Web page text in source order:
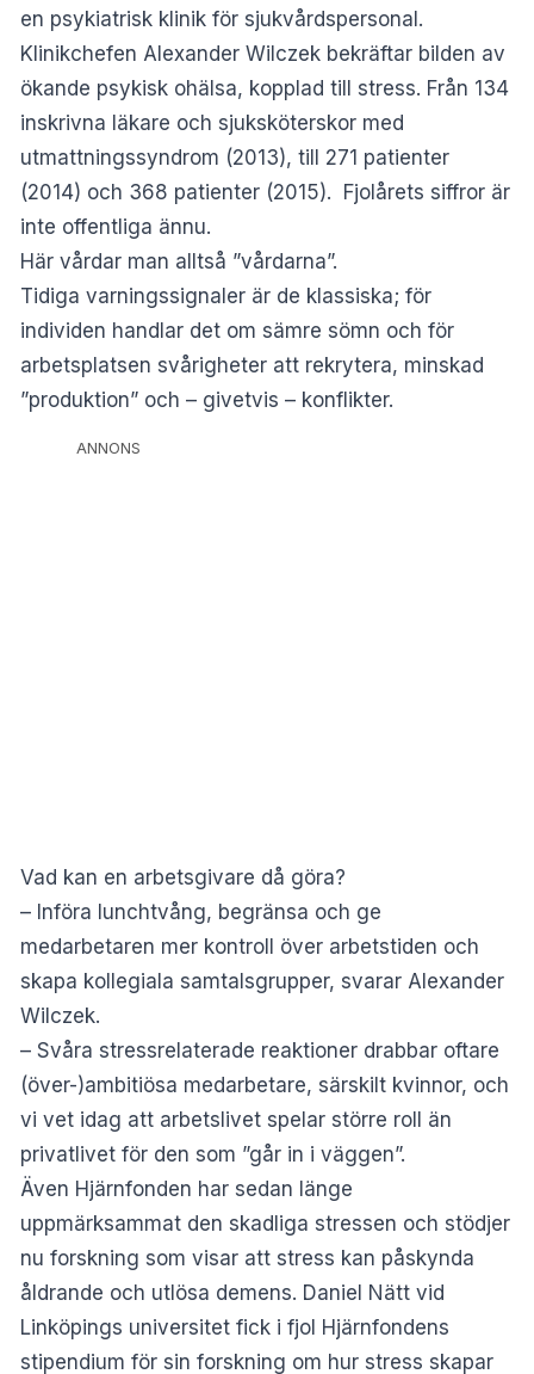
en psykiatrisk klinik för sjukvårdspersonal.
Klinikchefen Alexander Wilczek bekräftar bilden av
ökande psykisk ohälsa, kopplad till stress. Från 134
inskrivna läkare och sjuksköterskor med
utmattningssyndrom (2013), till 271 patienter
(2014) och 368 patienter (2015). Fjolårets siffror är
inte offentliga ännu.
Här vårdar man alltså ”vårdarna”.
Tidiga varningssignaler är de klassiska; för
individen handlar det om sämre sömn och för
arbetsplatsen svårigheter att rekrytera, minskad
”produktion” och – givetvis – konflikter.
ANNONS
Vad kan en arbetsgivare då göra?
– Införa lunchtvång, begränsa och ge
medarbetaren mer kontroll över arbetstiden och
skapa kollegiala samtalsgrupper, svarar Alexander
Wilczek.
– Svåra stressrelaterade reaktioner drabbar oftare
(över-)ambitiösa medarbetare, särskilt kvinnor, och
vi vet idag att arbetslivet spelar större roll än
privatlivet för den som ”går in i väggen”.
Även Hjärnfonden har sedan länge
uppmärksammat den skadliga stressen och stödjer
nu forskning som visar att stress kan påskynda
åldrande och utlösa demens. Daniel Nätt vid
Linköpings universitet fick i fjol Hjärnfondens
stipendium för sin forskning om hur stress skapar